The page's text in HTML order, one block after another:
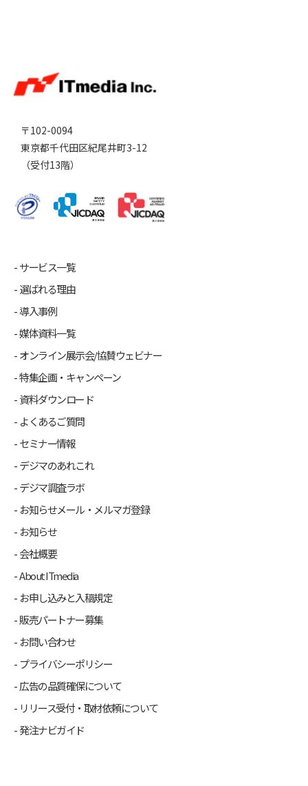
〒102-0094
東京都千代田区紀尾井町3-12
（受付13階）
サービス一覧
選ばれる理由
導入事例
媒体資料一覧
オンライン展示会/協賛ウェビナー
特集企画・キャンペーン
資料ダウンロード
よくあるご質問
セミナー情報
デジマのあれこれ
デジマ調査ラボ
お知らせメール・メルマガ登録
お知らせ
会社概要
About ITmedia
お申し込みと入稿規定
販売パートナー募集
お問い合わせ
プライバシーポリシー
広告の品質確保について
リリース受付・取材依頼について
発注ナビガイド